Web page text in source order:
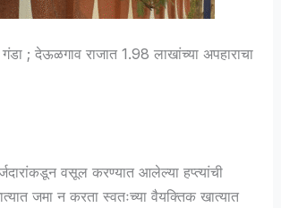
; देऊळगाव राजात 1.98 लाखांच्या अपहाराचा
वसूल करण्यात आलेल्या हप्त्यांची
जमा न करता स्वतःच्या वैयक्तिक खात्यात